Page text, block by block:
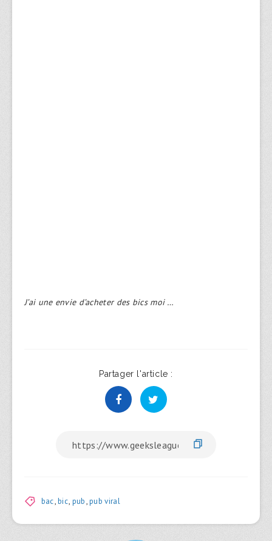
J’ai une envie d’acheter des bics moi …
Partager l'article :
bac,bic, pub,pub viral